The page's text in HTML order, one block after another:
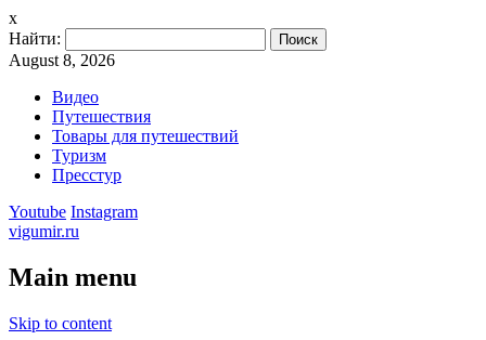
x
Найти:
August 8, 2026
Видео
Путешествия
Товары для путешествий
Туризм
Пресстур
Youtube Instagram
vigumir.ru
Main menu
Skip to content